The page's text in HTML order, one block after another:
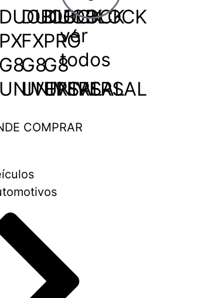
DUOBLOCK
FX
G8
UNIVERSAL
DUOBLOCK
PRÓ
G8
UNIVERSAL
ver
todos
COMPRAR